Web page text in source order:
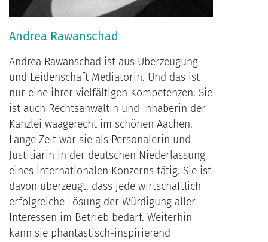
Andrea Rawanschad
Andrea Rawanschad ist aus Überzeugung
und Leidenschaft Mediatorin. Und das ist
nur eine ihrer vielfältigen Kompetenzen: Sie
ist auch Rechtsanwältin und Inhaberin der
Kanzlei waagerecht im schönen Aachen.
Lange Zeit war sie als Personalerin und
Justitiarin in der deutschen Niederlassung
eines internationalen Konzerns tätig. Sie ist
davon überzeugt, dass jede wirtschaftlich
erfolgreiche Lösung der Würdigung aller
Interessen im Betrieb bedarf. Weiterhin
kann sie phantastisch-inspirierend